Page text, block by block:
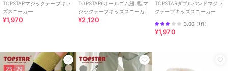
TOPSTARマジックテープキッ
ズスニーカー
¥1,970
TOPSTAR6ホールゴム紐U型マ
ジックテープキッズスニーカ
ー
¥2,120
TOPSTARダブルバンドマジッ
クテープキッズスニーカー
3.00（1件）
¥1,970